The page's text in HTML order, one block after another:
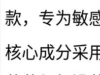
款，专为敏
核心成分采